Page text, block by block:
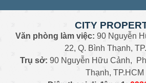
CITY
Văn phòng làm việc: 90 Nguyễn
22, Q. Bình Thạnh,
Trụ sở: 90 Nguyễn Hữu Cảnh,
Thạnh, TP.HCM